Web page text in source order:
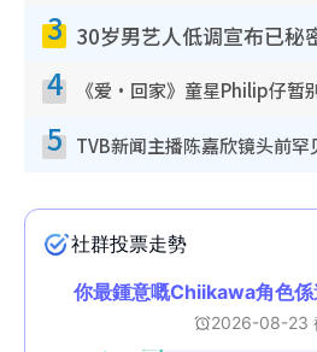
3
4
5